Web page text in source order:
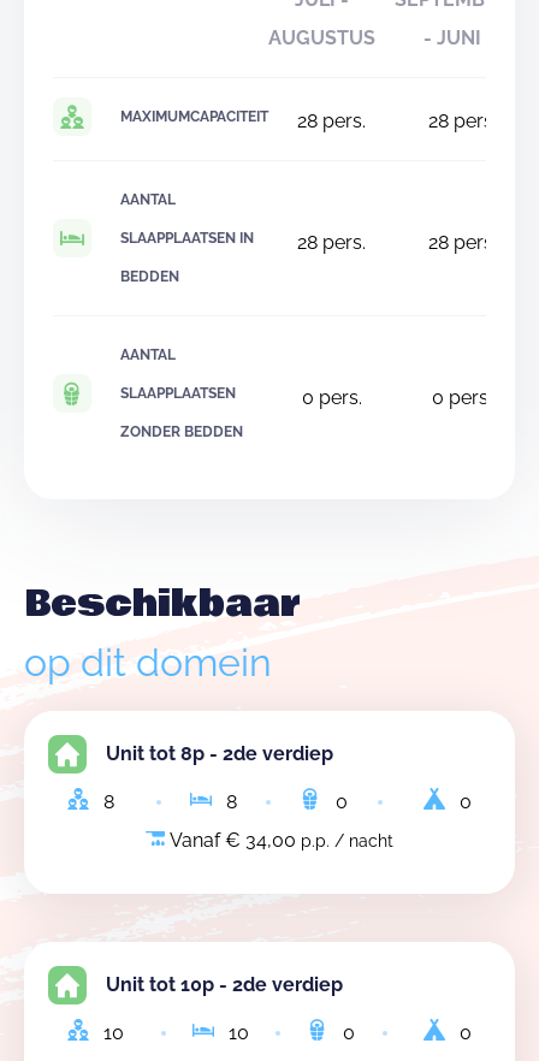
AUGUSTUS
- JUNI
MAXIMUMCAPACITEIT 28 pers. 28pers.
AANTAL
SLAAPPLAATSEN IN
BEDDEN
28 pers. 28pers.
AANTAL
SLAAPPLAATSEN
ZONDER BEDDEN
0 pers. 0 pers.
Beschikbaar
op dit domein
Unit tot 8p - 2de verdiep
8 8 0
0
Vanaf € 34,00 p.p. / nacht
Unit tot 10p - 2de verdiep
10 10 0
0